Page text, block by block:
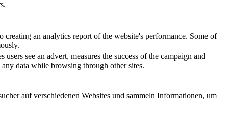
an analytics report of the website's performance. Some of
see an advert, measures the success of the campaign and
data while browsing through other sites.
auf verschiedenen Websites und sammeln Informationen, um